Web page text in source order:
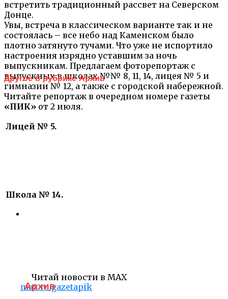
встретить традиционный рассвет на Северском
Донце.
Увы, встреча в классическом варианте так и не
состоялась – все небо над Каменском было
плотно затянуто тучами. Что уже не испортило
настроения изрядно уставшим за ночь
выпускникам. Предлагаем фоторепортаж с
выпускных в школах №№ 8, 11, 14, лицея № 5 и
гимназии № 12, а также с городской набережной.
Читайте репортаж в очередном номере газеты
«ПИК» от 2 июля.
Лицей № 5.
Школа № 14.
Читай новости в MAX
max.ru/gazetapik
Другое в рубрике Архив
Архив